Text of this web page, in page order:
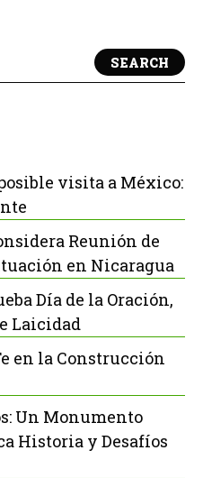
SEARCH
visita a México:
Reunión de
en Nicaragua
Día de la Oración,
Laicidad
en la Construcción
Un Monumento
Historia y Desafíos